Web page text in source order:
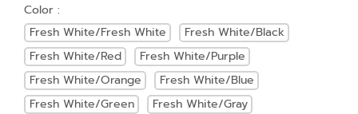
Color :
Fresh White/Fresh White
Fresh White/Black
Fresh White/Red
Fresh White/Purple
Fresh White/Orange
Fresh White/Blue
Fresh White/Green
Fresh White/Gray